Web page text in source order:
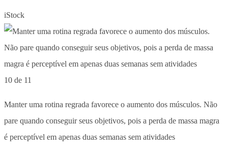
iStock
10 de 11
Manter uma rotina regrada favorece o aumento dos músculos. Não
pare quando conseguir seus objetivos, pois a perda de massa magra
é perceptível em apenas duas semanas sem atividades